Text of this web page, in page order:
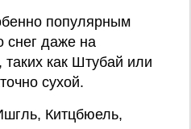
популярным
снег даже на
как Штубай или
сухой.
Китцбюель,